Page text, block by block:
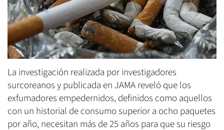
La investigación realizada por investigadores
surcoreanos y publicada en JAMA reveló que los
exfumadores empedernidos, definidos como aquellos
con un historial de consumo superior a ocho paquetes
por año, necesitan más de 25 años para que su riesgo